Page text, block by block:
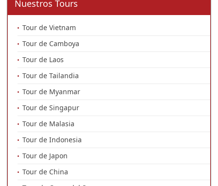
Nuestros Tours
Tour de Vietnam
Tour de Camboya
Tour de Laos
Tour de Tailandia
Tour de Myanmar
Tour de Singapur
Tour de Malasia
Tour de Indonesia
Tour de Japon
Tour de China